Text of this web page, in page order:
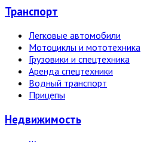
Транспорт
Легковые автомобили
Мотоциклы и мототехника
Грузовики и спецтехника
Аренда спецтехники
Водный транспорт
Прицепы
Недвижи­мость